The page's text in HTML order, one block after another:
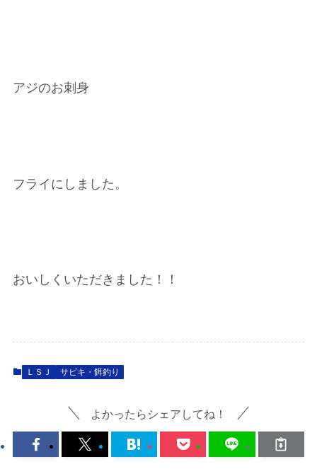
アジのお刺身
フライにしました。
おいしくいただきました！！
ＬＳＪ サビキ・餌釣り
よかったらシェアしてね！